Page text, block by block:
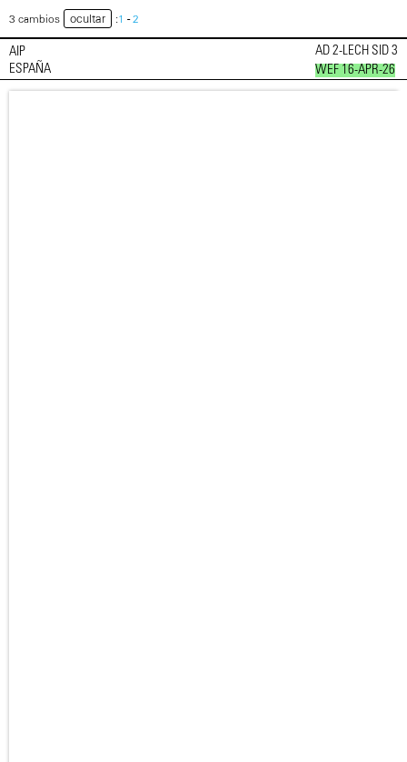
3 cambios ocultar :1 -2
AIP
ESPAÑA
AD 2-LECH SID 3
WEF 16-APR-26